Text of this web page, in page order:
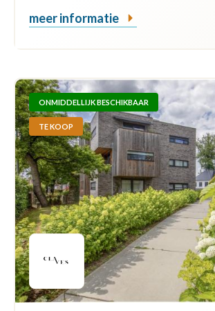
meer informatie
ONMIDDELLIJK BESCHIKBAAR
TE KOOP